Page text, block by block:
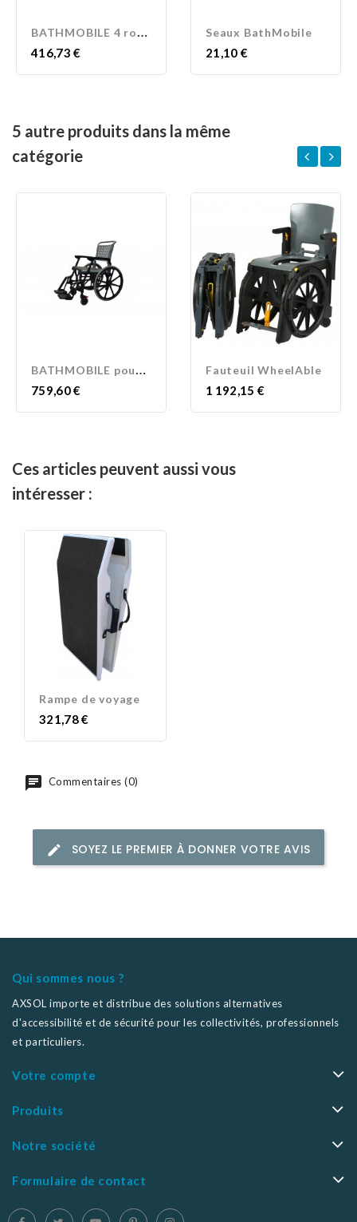
B
ATHMOBILE 4 roues
Prix
416,73 €
Seaux BathMobile
Prix
21,10 €
5 autre produits dans la même
catégorie
B
ATHMOBILE pour piscine
Prix
759,60 €
Fauteuil WheelAble
Prix
1 192,15 €
Ces articles peuvent aussi vous
intéresser :
Rampe de voyage
Prix
321,78 €
Commentaires (0)
SOYEZ LE PREMIER À DONNER VOTRE AVIS
Qui sommes nous ?
AXSOL importe et distribue des solutions alternatives
d'accessibilité et de sécurité pour les collectivités, professionnels
et particuliers.
Votre compte
Produits
Notre société
Formulaire de contact